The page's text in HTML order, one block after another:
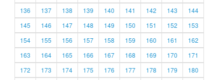
136
137 138 139 140 141 142 143
144
145
146 147 148 149 150 151 152
153
154
155 156 157 158 159 160 161
162
163
164 165 166 167 168 169 170
171
172
173 174 175 176 177 178 179
180